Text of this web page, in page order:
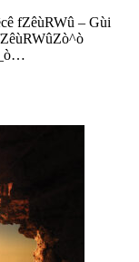
fZêùRWû – Gùi